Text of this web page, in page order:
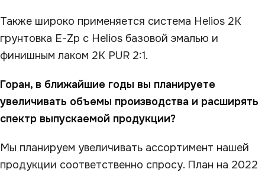
Также широко применяется система Helios 2K
грунтовка E-Zp с Helios базовой эмалью и
финишным лаком 2K PUR 2:1.
Горан, в ближайшие годы вы планируете
увеличивать объемы производства и расширять
спектр выпускаемой продукции?
Мы планируем увеличивать ассортимент нашей
продукции соответственно спросу. План на 2022